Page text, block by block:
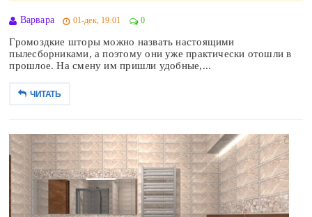
Варвара 01-дек, 19:01 0
Громоздкие шторы можно назвать настоящими
пылесборниками, а поэтому они уже практически отошли в
прошлое. На смену им пришли удобные,...
ЧИТАТЬ